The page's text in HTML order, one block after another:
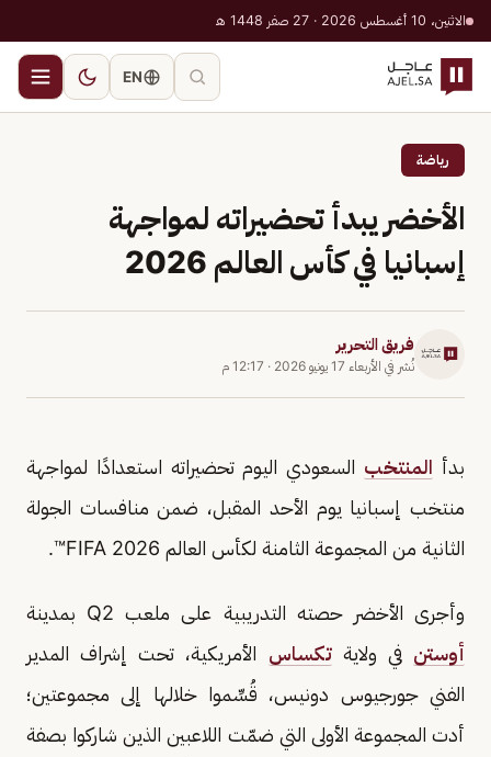
الاثنين، 10 أغسطس 2026 · 27 صفر 1448 هـ
EN
رياضة
الأخضر يبدأ تحضيراته لمواجهة
إسبانيا في كأس العالم 2026
فريق التحرير
نُشر في الأربعاء 17 يونيو 2026 · 12:17 م
بدأ المنتخب السعودي اليوم تحضيراته استعدادًا لمواجهة
منتخب إسبانيا يوم الأحد المقبل، ضمن منافسات الجولة
الثانية من المجموعة الثامنة لكأس العالم FIFA 2026™️.
وأجرى الأخضر حصته التدريبية على ملعب Q2 بمدينة
أوستن في ولايةتكساس الأمريكية، تحت إشراف المدير
الفني جورجيوس دونيس، قُسِّموا خلالها إلى مجموعتين؛
أدت المجموعة الأولى التي ضمّت اللاعبين الذين شاركوا بصفة